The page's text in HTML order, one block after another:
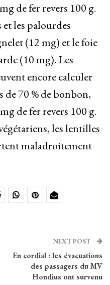
de fer revers 100 g.
les palourdes
(12 mg) et le foie
(10 mg). Les
encore calculer
de 70 % de bonbon,
de fer revers 100 g.
les lentilles
maladroitement
NEXT POST
En cordial : les évacuations
des passagers du MV
Hondius ont survenu